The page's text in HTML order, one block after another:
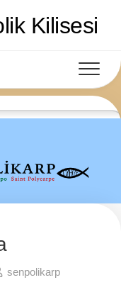
Kilisesi
senpolikarp